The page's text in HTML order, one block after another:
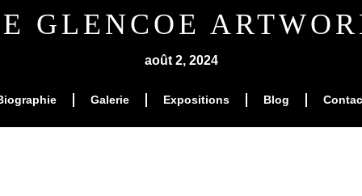
GLENCOE
août 2, 2024
Galerie Expositions Blog